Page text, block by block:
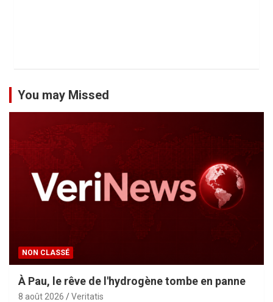
You may Missed
NON CLASSÉ
À Pau, le rêve de l'hydrogène tombe en panne
8 août 2026 Veritatis